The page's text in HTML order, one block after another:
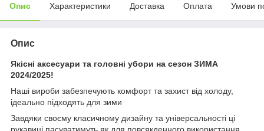
Опис Характеристики Доставка Оплата Умови
Опис
Якісні аксесуари та головні убори на сезон ЗИМА
2024/2025!
Наші вироби забезпечують комфорт та захист від холоду,
ідеально підходять для зими
Завдяки своєму класичному дизайну та універсальності ці
рукавиці пасуватимуть як для повсякденного використання,